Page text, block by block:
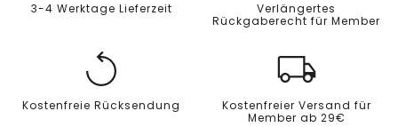
3-4 Werktage Lieferzeit
Verlängertes
Rückgaberecht für Member
Kostenfreie Rücksendung
Kostenfreier Versand für
Member ab 29€